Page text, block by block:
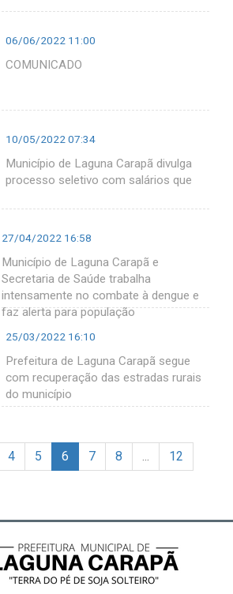
06/06/2022 11:00
COMUNICADO
10/05/2022 07:34
Município de Laguna Carapã divulga
processo seletivo com salários que
27/04/2022 16:58
Município de Laguna Carapã e
Secretaria de Saúde trabalha
intensamente no combate à dengue e
faz alerta para população
25/03/2022 16:10
Prefeitura de Laguna Carapã segue
com recuperação das estradas rurais
do município
4 5 6 7 8
12